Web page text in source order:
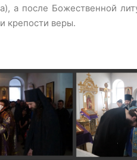
а после Божественной
крепости веры.